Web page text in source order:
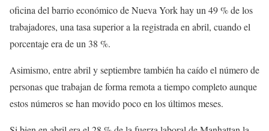
oficina del barrio económico de Nueva York hay un 49 % de los
trabajadores, una tasa superior a la registrada en abril, cuando el
porcentaje era de un 38 %.
Asimismo, entre abril y septiembre también ha caído el número de
personas que trabajan de forma remota a tiempo completo aunque
estos números se han movido poco en los últimos meses.